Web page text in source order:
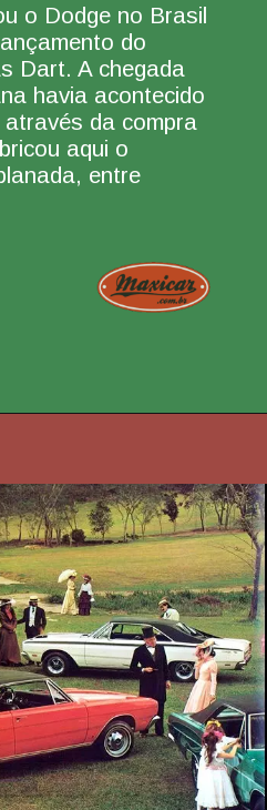
o Dodge no Brasil
do
Dart. A chegada
havia acontecido
da compra
aqui o
entre